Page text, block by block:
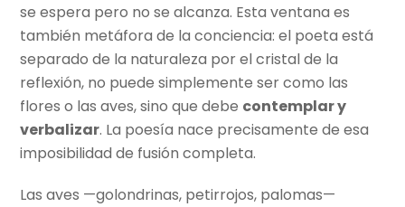
se espera pero no se alcanza. Esta ventana es
también metáfora de la conciencia: el poeta está
separado de la naturaleza por el cristal de la
reflexión, no puede simplemente ser como las
flores o las aves, sino que debe contemplar y
verbalizar. La poesía nace precisamente de esa
imposibilidad de fusión completa.
Las aves —golondrinas, petirrojos, palomas—